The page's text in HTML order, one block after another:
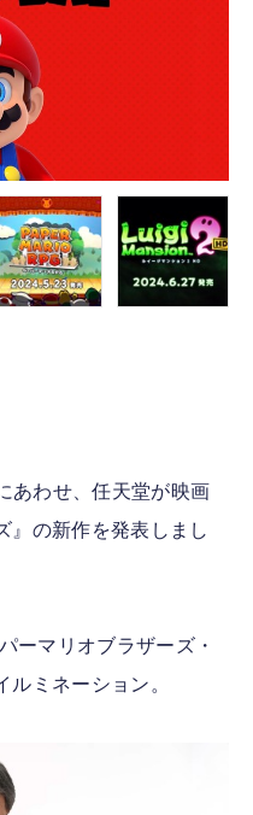
あわせ、任天堂が映画
』の新作を発表しまし
ーマリオブラザーズ・
ルミネーション。